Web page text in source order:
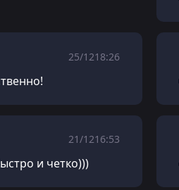
25/1218:26
21/1216:53
и четко)))